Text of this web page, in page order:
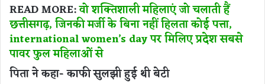
READ MORE:वो शक्तिशाली महिलाएं जो चलाती हैं
छत्तीसगढ़, जिनकी मर्जी के बिना नहीं हिलता कोई पत्ता,
international women’s day पर मिलिए प्रदेश सबसे
पावर फुल महिलाओं से
पिता ने कहा- काफी सुलझी हुई थी बेटी